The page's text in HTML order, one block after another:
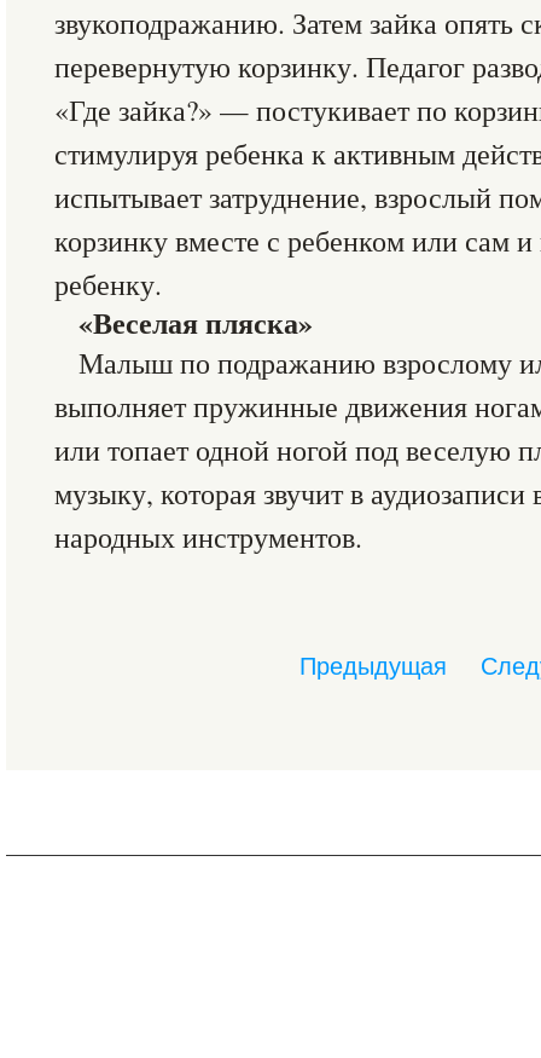
звукоподражанию. Затем зайка опять
перевернутую корзинку. Педагог
«Где зайка?» — постукивает по
стимулируя ребенка к активным
испытывает затруднение, взрослый
корзинку вместе с ребенком или сам и
ребенку.
«Веселая пляска»
Малыш по подражанию взрослому
выполняет пружинные движения
или топает одной ногой под веселую
музыку, которая звучит в
народных инструментов.
Предыдущая